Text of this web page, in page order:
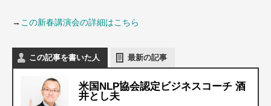
→ この新春講演会の詳細はこちら
この記事を書いた人 最新の記事
米国NLP協会認定ビジネスコーチ 酒
井とし夫